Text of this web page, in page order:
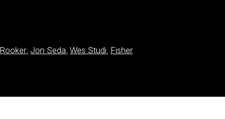
Jon Seda Wes Studi Fisher